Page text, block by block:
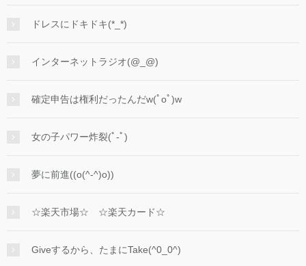
ドレスにドキドキ(*_*)
インターネットラジオ(@_@)
確定申告は権利だったんだw(ﾟoﾟ)w
女の子パワー炸裂(ﾟ-ﾟ)
夢に前進((o(^-^)o))
☆楽天市場☆ ☆楽天カード☆
Giveするから、たまにTake(^0_0^)